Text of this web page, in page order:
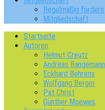
Regelmäßig fördern
Mitgliedschaft
Startseite
Autoren
Helmut Creutz
Andreas Bangemann
Eckhard Behrens
Wolfgang Berger
Pat Christ
Günther Moewes